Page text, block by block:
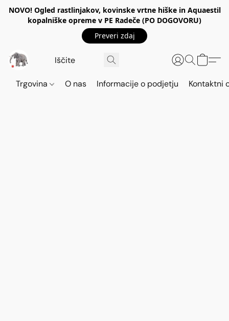
NOVO! Ogled rastlinjakov, kovinske vrtne hiške in Aquaestil
kopalniške opreme v PE Radeče (PO DOGOVORU)
Preveri zdaj
Trgovina O nas Informacije o podjetju Kontaktni